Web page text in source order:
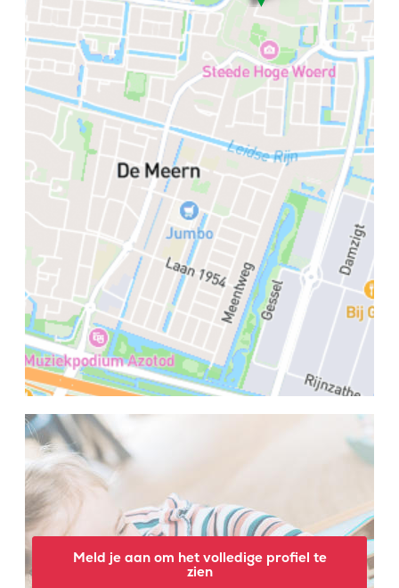
Meld je aan om het volledige profiel te
zien